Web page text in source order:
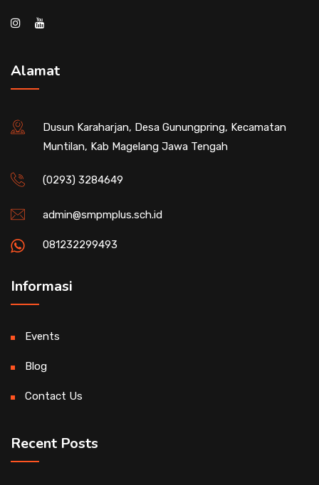
Alamat
Dusun Karaharjan, Desa Gunungpring, Kecamatan
Muntilan, Kab Magelang Jawa Tengah
(0293) 3284649
admin@smpmplus.sch.id
081232299493
Informasi
Events
Blog
Contact Us
Recent Posts